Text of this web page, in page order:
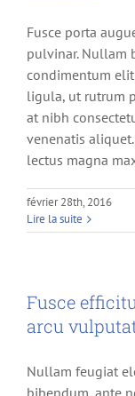
Fusce porta
pulvinar. Nullam
condimentum elit
ligula, ut rutrum
at nibh
venenatis
lectus magna
février 28th, 2016
Lire la suite
Fusce
arcu
Nullam feugiat